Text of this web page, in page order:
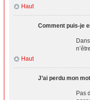
Haut
Comment puis-je
Haut
J’ai perdu mon
Pas